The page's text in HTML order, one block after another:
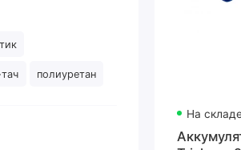
полиуретан
На